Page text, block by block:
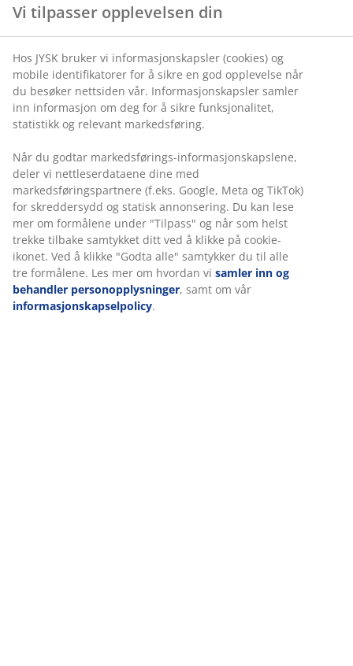
Skål i stentøy med et eksotisk mønster i varme farger
som beige og turkis. Denne skålen har en praktisk
størrelse, ideell for dip, druer eller snacks. Tåler
maskinoppvask. Ø18 x H6 cm
Varenr.: 4912507
Spesifikasjoner
Omtaler
(10)
Vi tilpasser opplevelsen din
Hos JYSK bruker vi informasjonskapsler (cookies) og
mobile identifikatorer for å sikre en god opplevelse når
du besøker nettsiden vår. Informasjonskapsler samler
inn informasjon om deg for å sikre funksjonalitet,
statistikk og relevant markedsføring.
Når du godtar markedsførings-informasjonskapslene,
deler vi nettleserdataene dine med
markedsføringspartnere (f.eks. Google, Meta og TikTok)
for skreddersydd og statisk annonsering. Du kan lese
mer om formålene under "Tilpass" og når som helst
trekke tilbake samtykket ditt ved å klikke på cookie-
ikonet. Ved å klikke "Godta alle" samtykker du til alle
tre formålene. Les mer om hvordan vi samler inn og
behandler personopplysninger, samt om vår
informasjonskapselpolicy.